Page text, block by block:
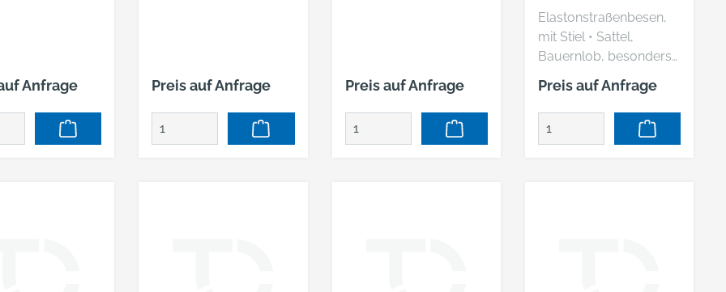
Anfrage Preis auf Anfrage Preis auf Anfrage
Elastonstraßenbesen,
mit Stiel • Sattel,
Bauernlob, besonders
kräftiges und
strapazierfähiges
Material • Mit
Brennstempel • Mit
Preis auf Anfrage